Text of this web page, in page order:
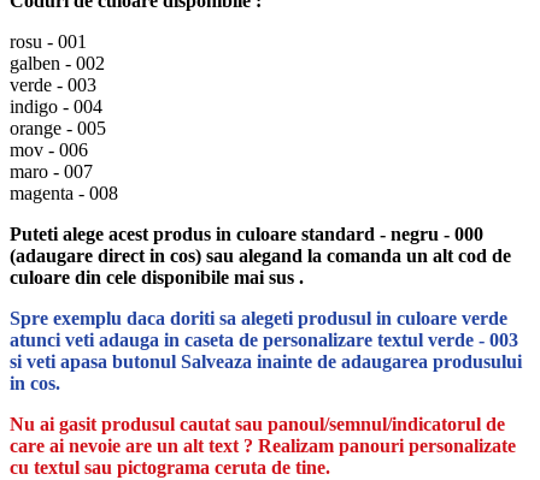
rosu - 001
galben - 002
verde - 003
indigo - 004
orange - 005
mov - 006
maro - 007
magenta - 008
Puteti alege acest produs in culoare standard - negru - 000
(adaugare direct in cos) sau alegand la comanda un alt cod de
culoare din cele disponibile mai sus .
Spre exemplu daca doriti sa alegeti produsul in culoare verde
atunci veti adauga in caseta de personalizare textul verde - 003
si veti apasa butonul Salveaza inainte de adaugarea produsului
in cos.
Nu ai gasit produsul cautat sau panoul/semnul/indicatorul de
care ai nevoie are un alt text ? Realizam panouri personalizate
cu textul sau pictograma ceruta de tine.